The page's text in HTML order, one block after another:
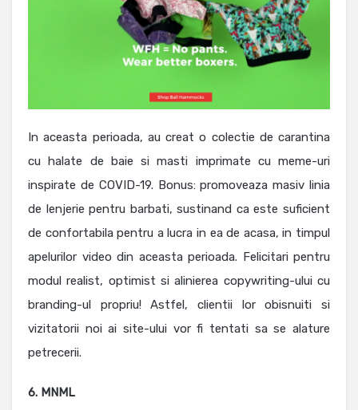
In aceasta perioada, au creat o colectie de carantina
cu halate de baie si masti imprimate cu meme-uri
inspirate de COVID-19. Bonus: promoveaza masiv linia
de lenjerie pentru barbati, sustinand ca este suficient
de confortabila pentru a lucra in ea de acasa, in timpul
apelurilor video din aceasta perioada. Felicitari pentru
modul realist, optimist si alinierea copywriting-ului cu
branding-ul propriu! Astfel, clientii lor obisnuiti si
vizitatorii noi ai site-ului vor fi tentati sa se alature
petrecerii.
6. MNML